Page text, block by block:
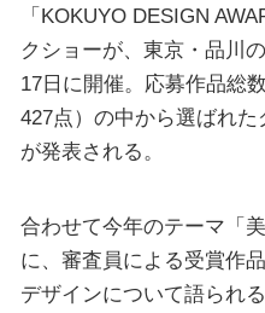
「KOKUYO DESIGN
クショーが、東京・品川
17日に開催。応募作品総
427点）の中から選ばれ
が発表される。
合わせて今年のテーマ「
に、審査員による受賞作
デザインについて語られ